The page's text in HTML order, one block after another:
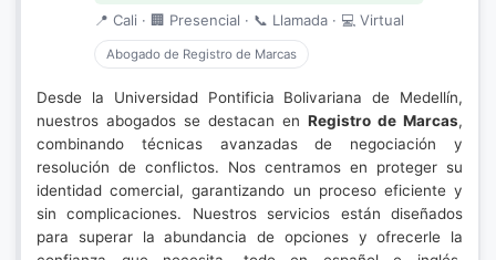
📍 Cali · 🏢 Presencial · 📞 Llamada · 💻 Virtual
Abogado de Registro de Marcas
Desde la Universidad Pontificia Bolivariana de Medellín,
nuestros abogados se destacan en Registro de Marcas,
combinando técnicas avanzadas de negociación y
resolución de conflictos. Nos centramos en proteger su
identidad comercial, garantizando un proceso eficiente y
sin complicaciones. Nuestros servicios están diseñados
para superar la abundancia de opciones y ofrecerle la